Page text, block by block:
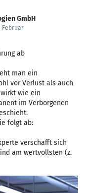
GmbH
Februar
ab
man ein
vor Verlust als auch
wie ein
im Verborgenen
folgt ab:
verschafft sich
am wertvollsten (z.